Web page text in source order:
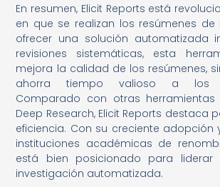
En resumen, Elicit Reports está
en que se realizan los resúmenes de
ofrecer una solución automatizada
revisiones sistemáticas, esta
mejora la calidad de los resúmenes,
ahorra tiempo valioso a los
Comparado con otras herramientas
Deep Research, Elicit Reports destaca
eficiencia. Con su creciente adopción
instituciones académicas de
está bien posicionado para
investigación automatizada.